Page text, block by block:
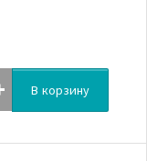
В корзину